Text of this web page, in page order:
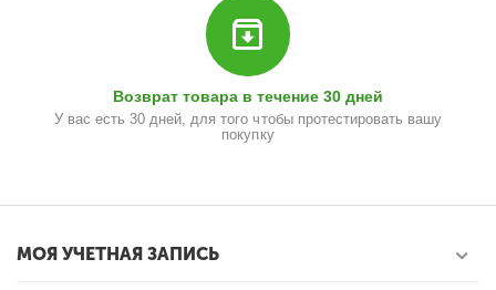
Возврат товара в течение 30 дней
У вас есть 30 дней, для того чтобы протестировать вашу
покупку
МОЯ УЧЕТНАЯ ЗАПИСЬ